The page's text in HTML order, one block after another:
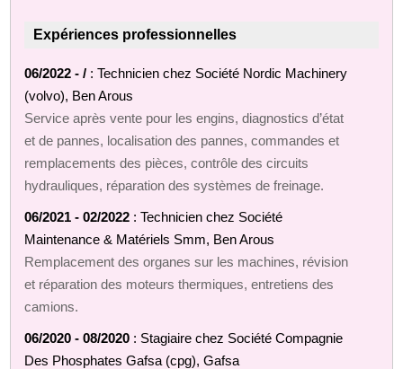
Expériences professionnelles
06/2022 - / : Technicien chez Société Nordic Machinery
(volvo), Ben Arous
Service après vente pour les engins, diagnostics d’état
et de pannes, localisation des pannes, commandes et
remplacements des pièces, contrôle des circuits
hydrauliques, réparation des systèmes de freinage.
06/2021 - 02/2022 : Technicien chez Société
Maintenance & Matériels Smm, Ben Arous
Remplacement des organes sur les machines, révision
et réparation des moteurs thermiques, entretiens des
camions.
06/2020 - 08/2020 : Stagiaire chez Société Compagnie
Des Phosphates Gafsa (cpg), Gafsa